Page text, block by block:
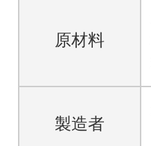
原材料
製造者